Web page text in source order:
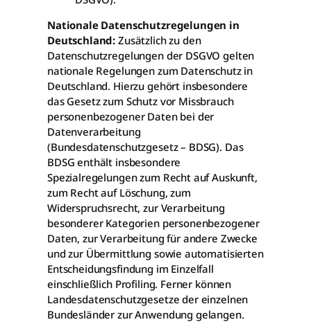
Nationale Datenschutzregelungen in
Deutschland:Zusätzlich zu den
Datenschutzregelungen der DSGVO gelten
nationale Regelungen zum Datenschutz in
Deutschland. Hierzu gehört insbesondere
das Gesetz zum Schutz vor Missbrauch
personenbezogener Daten bei der
Datenverarbeitung
(Bundesdatenschutzgesetz – BDSG). Das
BDSG enthält insbesondere
Spezialregelungen zum Recht auf Auskunft,
zum Recht auf Löschung, zum
Widerspruchsrecht, zur Verarbeitung
besonderer Kategorien personenbezogener
Daten, zur Verarbeitung für andere Zwecke
und zur Übermittlung sowie automatisierten
Entscheidungsfindung im Einzelfall
einschließlich Profiling. Ferner können
Landesdatenschutzgesetze der einzelnen
Bundesländer zur Anwendung gelangen.